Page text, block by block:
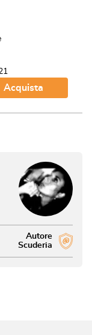
Acquista
Autore
Scuderia